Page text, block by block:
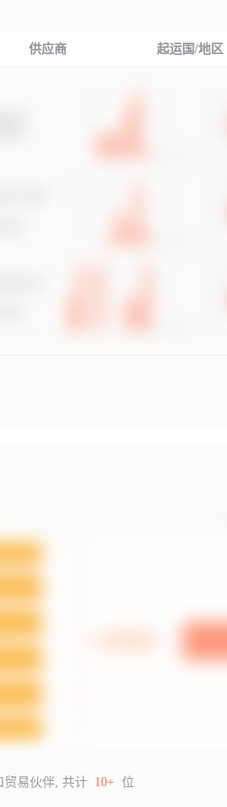
供应商 起运国/地区
贸易伙伴, 共计 10+ 位